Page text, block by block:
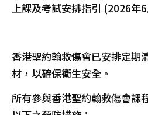
上課及考試安排指引 (2026年
香港聖約翰救傷會已安排定期
材，以確保衛生安全。
所有參與香港聖約翰救傷會課